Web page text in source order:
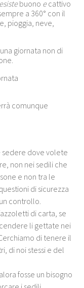
buono ecattivo
a 360° con il
pioggia, neve,
giornata non di
comunque
sedere dove volete
non nei sedili che
e non tra le
di sicurezza
controllo.
di carta, se
li gettate nei
di tenere il
di noi stessi e del
fosse un bisogno